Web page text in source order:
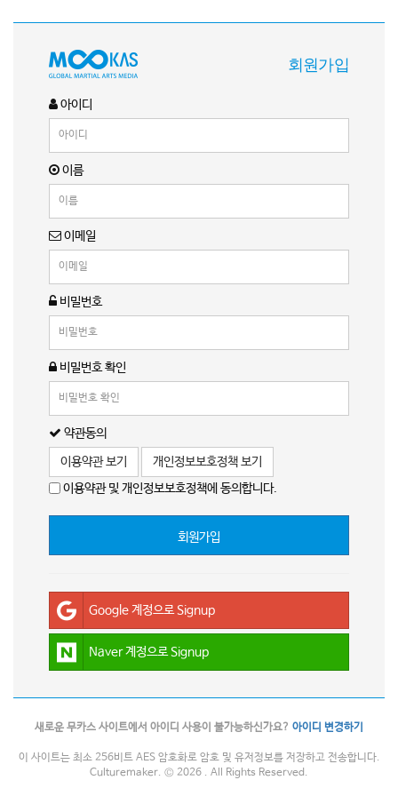
회원가입
아이디
이름
이메일
비밀번호
비밀번호 확인
약관동의
이용약관 보기
개인정보보호정책 보기
이용약관 및 개인정보보호정책에 동의합니다.
회원가입
Google 계정으로 Signup
Naver 계정으로 Signup
새로운 무카스 사이트에서 아이디 사용이 불가능하신가요? 아이디 변경하기
이 사이트는 최소 256비트 AES 암호화로 암호 및 유저정보를 저장하고 전송합니다.
Culturemaker. © 2026 . All Rights Reserved.